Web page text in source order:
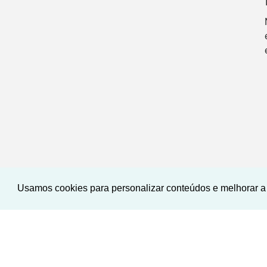
Usamos cookies para personalizar conteúdos e melhorar